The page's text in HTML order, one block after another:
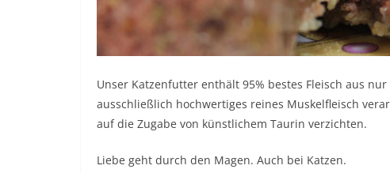
Unser Katzenfutter enthält 95% bestes Fleisch aus
ausschließlich hochwertiges reines Muskelfleisch
auf die Zugabe von künstlichem Taurin verzichten.
Liebe geht durch den Magen. Auch bei Katzen.